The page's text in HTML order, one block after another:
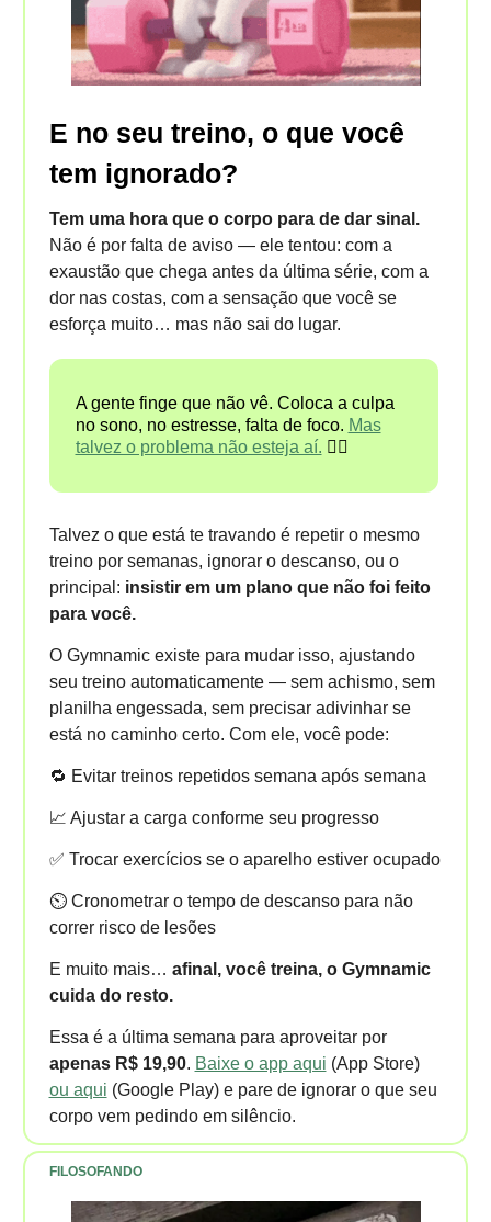
E no seu treino, o que você
tem ignorado?
Tem uma hora que o corpo para de dar sinal.
Não é por falta de aviso — ele tentou: com a
exaustão que chega antes da última série, com a
dor nas costas, com a sensação que você se
esforça muito… mas não sai do lugar.
A gente finge que não vê. Coloca a culpa
no sono, no estresse, falta de foco. Mas
talvez o problema não esteja aí. 😶‍🌫️
Talvez o que está te travando é repetir o mesmo
treino por semanas, ignorar o descanso, ou o
principal: insistir em um plano que não foi feito
para você.
O Gymnamic existe para mudar isso, ajustando
seu treino automaticamente — sem achismo, sem
planilha engessada, sem precisar adivinhar se
está no caminho certo. Com ele, você pode:
🔁 Evitar treinos repetidos semana após semana
📈 Ajustar a carga conforme seu progresso
✅ Trocar exercícios se o aparelho estiver ocupado
⏲️ Cronometrar o tempo de descanso para não
correr risco de lesões
E muito mais… afinal, você treina, o Gymnamic
cuida do resto.
Essa é a última semana para aproveitar por
apenas R$ 19,90. Baixe o app aqui (App Store)
ou aqui (Google Play) e pare de ignorar o que seu
corpo vem pedindo em silêncio.
FILOSOFANDO